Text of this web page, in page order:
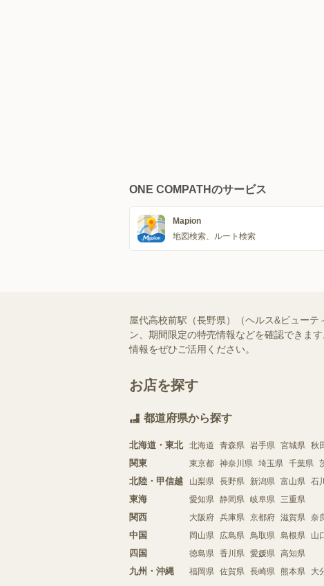
ONE COMPATHのサービス
Mapion
地図検索、ルート検索
屋代高校前駅（長野県）（ヘルス&ビュー
ン、期間限定の特売情報などを確認できま
情報をぜひご活用ください。
お店を探す
都道府県から探す
北海道・東北 北海道 青森県 岩手県 宮城県 秋
関東 東京都 神奈川県 埼玉県 千葉県
北陸・甲信越 山梨県 長野県 新潟県 富山県 石
東海 愛知県 静岡県 岐阜県 三重県
関西 大阪府 兵庫県 京都府 滋賀県 奈
中国 岡山県 広島県 鳥取県 島根県 山
四国 徳島県 香川県 愛媛県 高知県
九州・沖縄 福岡県 佐賀県 長崎県 熊本県 大